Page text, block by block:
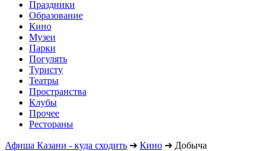
Праздники
Образование
Кино
Музеи
Парки
Погулять
Туристу
Театры
Пространства
Клубы
Прочее
Рестораны
Афиша Казани - куда сходить ➔ Кино ➔ Добыча